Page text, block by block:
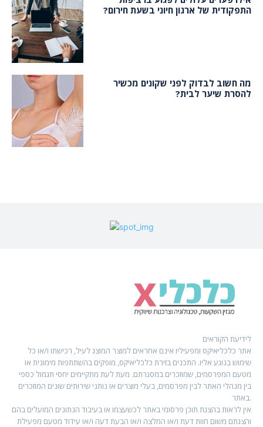
התפקודית של ארגון חיוני בשעת חירום?
מה חשוב לבדוק לפני שקונים מכשיר
להסרת שיער לבית?
לידיעת הקוראים
אתר כלכליאיקס ומפעיליו אינם אחראים למוצר המוצג לעיל, רכישתו ו/או כל
שימוש בנוגע אליו. התכנים בזירת כלכליאיקס, מופקים בהשתתפות מימונית או
מטעם המפרסמים, שמוזכרים במסגרתם. מעת לעת מתקיימים יחסי תגמול כספי
בין מנהלי האתר לבין מפרסמים, בעלי מוצרים או נותני שירותים שונים המוזכרים
באתר.
אין לראות בהצגת תוכן פרסומי באתר לכשעצמו או בעיבוד הנתונים המועלים בהם
והצגתם משום חוות דעת ו/או המלצה ו/או הבעת דעה ו/או עידוד מטעם מפעילת